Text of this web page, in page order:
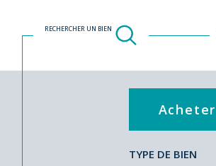
RECHERCHER UN BIEN
Acheter
de l'ancien
TYPE DE BIEN